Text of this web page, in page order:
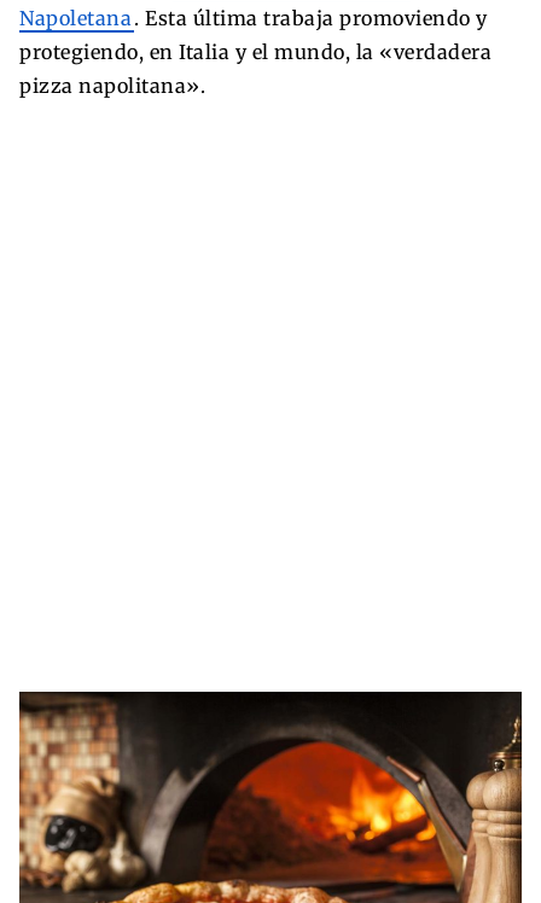
Napoletana . Esta última trabaja promoviendo y
protegiendo, en Italia y el mundo, la «verdadera
pizza napolitana».